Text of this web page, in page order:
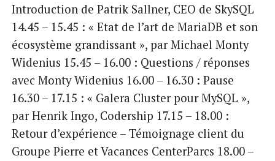
Introduction de Patrik Sallner, CEO de SkySQL
14.45 – 15.45 : « Etat de l’art de MariaDB et son
écosystème grandissant », par Michael Monty
Widenius 15.45 – 16.00 : Questions / réponses
avec Monty Widenius 16.00 – 16.30 : Pause
16.30 – 17.15 : « Galera Cluster pour MySQL »,
par Henrik Ingo, Codership 17.15 – 18.00 :
Retour d’expérience – Témoignage client du
Groupe Pierre et Vacances CenterParcs 18.00 –